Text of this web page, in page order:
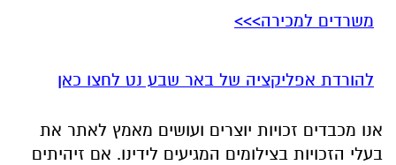
משרדים למכירה>>>
להורדת אפליקציה של באר שבע נט לחצו כאן
אנו מכבדים זכויות יוצרים ועושים מאמץ לאתר את
בעלי הזכויות בצילומים המגיעים לידינו. אם זיהיתים